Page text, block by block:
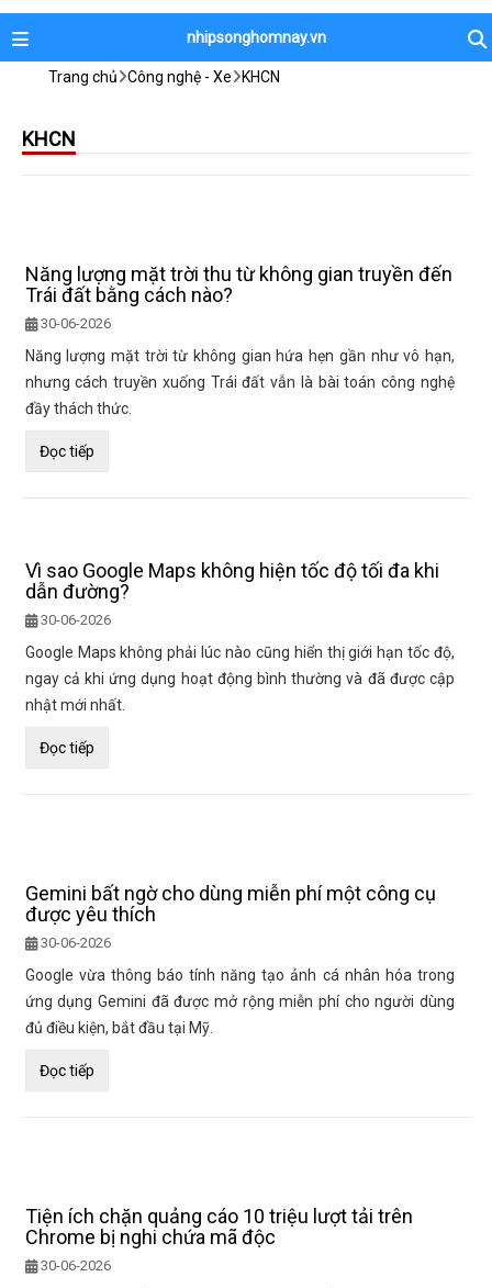
nhipsonghomnay.vn
Trang chủ Công nghệ - Xe KHCN
KHCN
Năng lượng mặt trời thu từ không gian truyền đến
Trái đất bằng cách nào?
30-06-2026
Năng lượng mặt trời từ không gian hứa hẹn gần như vô hạn,
nhưng cách truyền xuống Trái đất vẫn là bài toán công nghệ
đầy thách thức.
Đọc tiếp
Vì sao Google Maps không hiện tốc độ tối đa khi
dẫn đường?
30-06-2026
Google Maps không phải lúc nào cũng hiển thị giới hạn tốc độ,
ngay cả khi ứng dụng hoạt động bình thường và đã được cập
nhật mới nhất.
Đọc tiếp
Gemini bất ngờ cho dùng miễn phí một công cụ
được yêu thích
30-06-2026
Google vừa thông báo tính năng tạo ảnh cá nhân hóa trong
ứng dụng Gemini đã được mở rộng miễn phí cho người dùng
đủ điều kiện, bắt đầu tại Mỹ.
Đọc tiếp
Tiện ích chặn quảng cáo 10 triệu lượt tải trên
Chrome bị nghi chứa mã độc
30-06-2026